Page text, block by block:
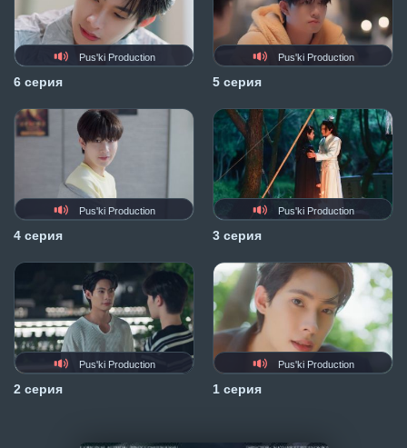
Pus'ki Production
6 серия
Pus'ki Production
5 серия
Pus'ki Production
4 серия
Pus'ki Production
3 серия
Pus'ki Production
2 серия
Pus'ki Production
1 серия